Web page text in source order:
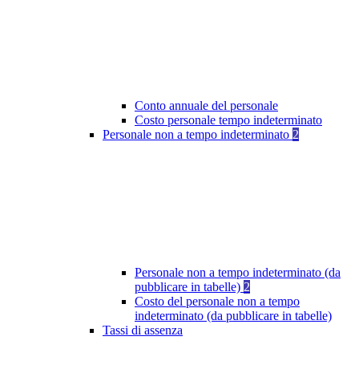
Conto annuale del personale
Costo personale tempo indeterminato
Personale non a tempo indeterminato 2
Personale non a tempo indeterminato (da
pubblicare in tabelle) 2
Costo del personale non a tempo
indeterminato (da pubblicare in tabelle)
Tassi di assenza